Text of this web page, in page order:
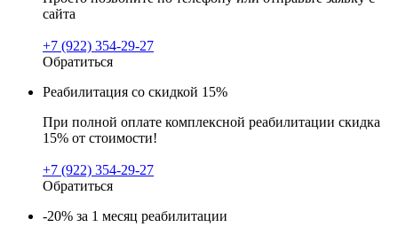
сайта
+7 (922) 354-29-27
Обратиться
Реабилитация со скидкой 15%
При полной оплате комплексной реабилитации скидка
15% от стоимости!
+7 (922) 354-29-27
Обратиться
-20% за 1 месяц реабилитации